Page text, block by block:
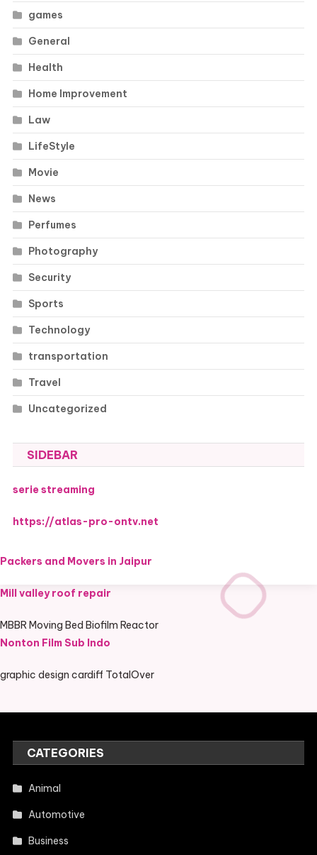
games
General
Health
Home Improvement
Law
LifeStyle
Movie
News
Perfumes
Photography
Security
Sports
Technology
transportation
Travel
Uncategorized
SIDEBAR
serie streaming
https://atlas-pro-ontv.net
Packers and Movers in Jaipur
Mill valley roof repair
MBBR Moving Bed Biofilm Reactor
Nonton Film Sub Indo
graphic design cardiff TotalOver
CATEGORIES
Animal
Automotive
Business